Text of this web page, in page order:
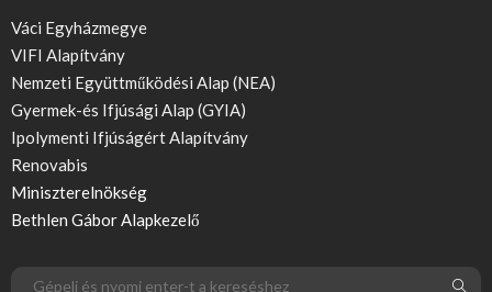
Váci Egyházmegye
VIFI Alapítvány
Nemzeti Együttműködési Alap (NEA)
Gyermek-és Ifjúsági Alap (GYIA)
Ipolymenti Ifjúságért Alapítvány
Renovabis
Miniszterelnökség
Bethlen Gábor Alapkezelő